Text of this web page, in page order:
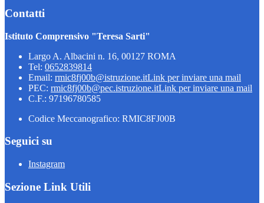
Contatti
Istituto Comprensivo "Teresa Sarti"
Largo A. Albacini n. 16, 00127 ROMA
Tel: 0652839814
Email: rmic8fj00b@istruzione.itLink per inviare una mail
PEC: rmic8fj00b@pec.istruzione.itLink per inviare una mail
C.F.: 97196780585
Codice Meccanografico: RMIC8FJ00B
Seguici su
Instagram
Sezione Link Utili